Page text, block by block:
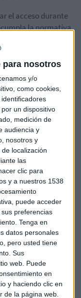
para nosotros
y/o
como cookies,
un dispositivo
medición de
audiencia y
nosotros y
localización
las
clic para
y a nuestros 1538
puede acceder
preferencias
Tenga en
datos personales
pero usted tiene
Sus
web. Puede
en
y haciendo clic en
de la página web.
el acceso durante
la normativa
aplicaciones.
7,5
análisisde
de "investigar de
editados o
en distintos
como en el caso
con un equipo
del mundo,
puedan incumplir
el acceso sin
algunas
para
la compañía.
tres
Cornell y
de "detección
y, sobretodo,